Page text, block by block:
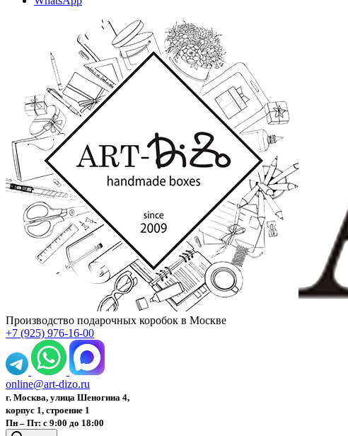
Производство подарочных коробок в Москве
+7 (925) 976-16-00
online@art-dizo.ru
г. Москва, улица Шеногина 4,
корпус 1, строение 1
Пн – Пт: с 9:00 до 18:00